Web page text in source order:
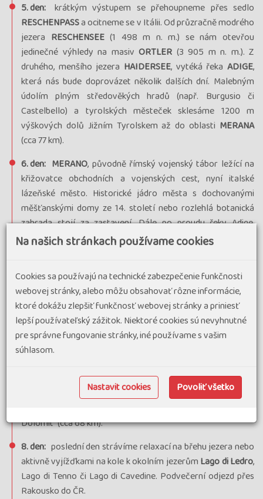
5. den: krátkým výstupem se přehoupneme přes sedlo
RESCHENPASSa ocitneme se v Itálii. Od průzračně modrého
jezera RESCHENSEE(1 498 m n. m.) se nám otevřou
jedinečné výhledy na masiv ORTLER (3 905 m n. m.). Z
druhého, menšího jezera HAIDERSEE, vytéká řeka ADIGE,
která nás bude doprovázet několik dalších dní. Malebným
údolím plným středověkých hradů (např. Burgusio či
Castelbello) a tyrolských městeček sklesáme 1200 m
výškových dolů Jižním Tyrolskem až do oblasti MERANA
(cca 77 km).
6. den: MERANO, původně římský vojenský tábor ležící na
křižovatce obchodních a vojenských cest, nyní italské
lázeňské město. Historické jádro města s dochovanými
měšťanskými domy ze 14. století nebo rozlehlá botanická
zahrada stojí za zastavení. Dále po proudu řeky Adige,
obklopeni fascinující hradbou hor projedeme jabloňovými
sady a vinicemi až do správního střediska autonomní oblasti,
nejlépe vychutnáme u pravého italského cappuccina (cca 77
km).
7. den: široce rozevřeným údolím ohraničeným strmými
srázy okolních hor přesahujících 2000 m míříme dále na jih
doTRENTA
setkání italské a středoevropské kultury. UROVERETA
města míru, opustíme řeku Adige a dojedeme k vysněnému
Dolomit" (cca 68 km).
8. den: poslední den strávíme relaxací na břehu jezera nebo
aktivně vyjížďkami na kole k okolním jezerům Lago di Ledro,
Lago di Tenno či Lago di Cavedine. Podvečerní odjezd přes
Rakousko do ČR.
Na našich stránkach používame cookies
Cookies sa používajú na technické zabezpečenie funkčnosti
webovej stránky, alebo môžu obsahovať rôzne informácie,
ktoré dokážu zlepšiť funkčnosť webovej stránky a priniesť
lepší používateľský zážitok. Niektoré cookies sú nevyhnutné
pre správne fungovanie stránky, iné používame s vašim
súhlasom.
Nastavit cookies Povoliť všetko